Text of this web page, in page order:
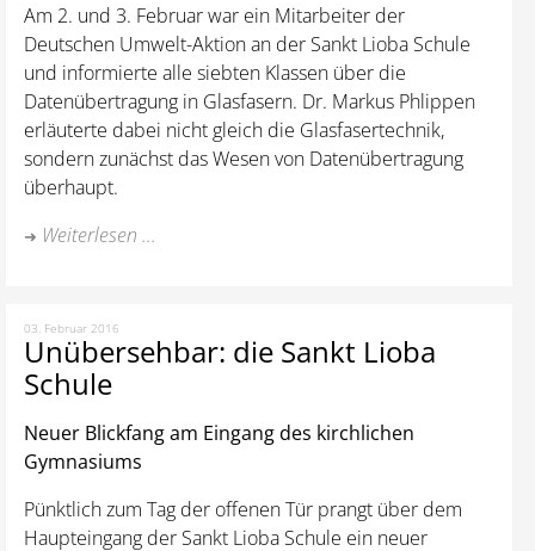
Am 2. und 3. Februar war ein Mitarbeiter der
Deutschen Umwelt-Aktion an der Sankt Lioba Schule
und informierte alle siebten Klassen über die
Datenübertragung in Glasfasern. Dr. Markus Phlippen
erläuterte dabei nicht gleich die Glasfasertechnik,
sondern zunächst das Wesen von Datenübertragung
überhaupt.
Weiterlesen ...
03. Februar 2016
Unübersehbar: die Sankt Lioba
Schule
Neuer Blickfang am Eingang des kirchlichen
Gymnasiums
Pünktlich zum Tag der offenen Tür prangt über dem
Haupteingang der Sankt Lioba Schule ein neuer